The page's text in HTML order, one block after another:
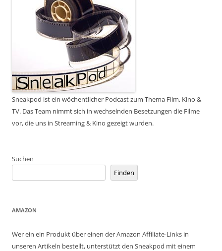
Sneakpod ist ein wöchentlicher Podcast zum Thema Film, Kino &
TV. Das Team nimmt sich in wechselnden Besetzungen die Filme
vor, die uns in Streaming & Kino gezeigt wurden.
Suchen
Finden
AMAZON
Wer ein ein Produkt über einen der Amazon Affiliate-Links in
unseren Artikeln bestellt, unterstützt den Sneakpod mit einem